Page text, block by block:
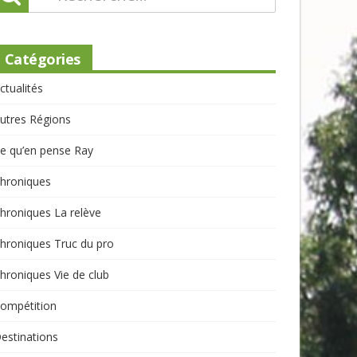
Catégories
Régions
qu’en pense Ray
La relève
Truc du pro
Vie de club